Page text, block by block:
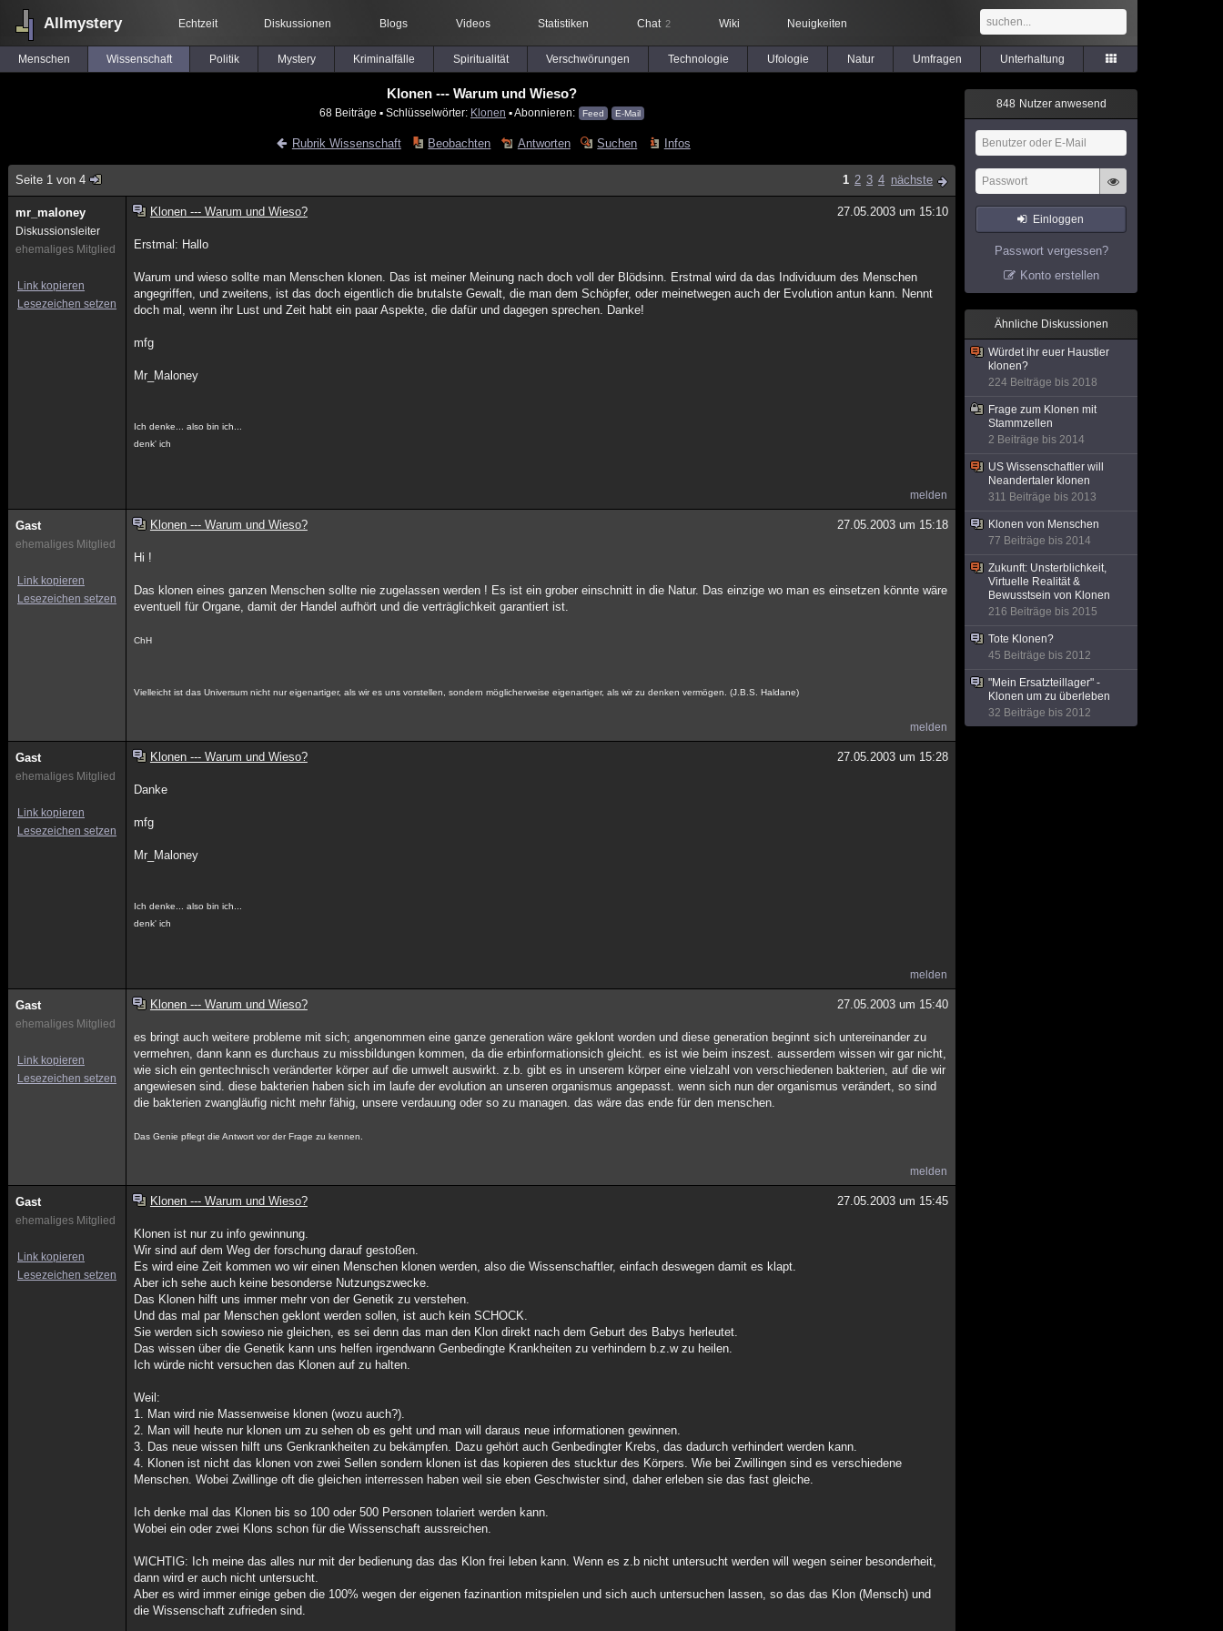
Allmystery Echtzeit Diskussionen Blogs Videos Statistiken Chat 2 Wiki Neuigkeiten
Menschen Wissenschaft Politik Mystery Kriminalfälle Spiritualität Verschwörungen Technologie Ufologie Natur Umfragen Unterhaltung
Klonen --- Warum und Wieso?
68 Beiträge ▪ Schlüsselwörter: Klonen ▪ Abonnieren: Feed E-Mail
Rubrik Wissenschaft Beobachten Antworten Suchen Infos
Seite 1 von 4 1 2 3 4 nächste
mr_maloney
Diskussionsleiter
ehemaliges Mitglied
Link kopieren
Lesezeichen setzen
Klonen --- Warum und Wieso? 27.05.2003 um 15:10
Erstmal: Hallo
Warum und wieso sollte man Menschen klonen. Das ist meiner Meinung nach doch voll der Blödsinn. Erstmal wird da das Individuum des Menschen
angegriffen, und zweitens, ist das doch eigentlich die brutalste Gewalt, die man dem Schöpfer, oder meinetwegen auch der Evolution antun kann. Nennt
doch mal, wenn ihr Lust und Zeit habt ein paar Aspekte, die dafür und dagegen sprechen. Danke!
mfg
Mr_Maloney
Ich denke... also bin ich...
denk' ich
melden
Gast
ehemaliges Mitglied
Link kopieren
Lesezeichen setzen
Klonen --- Warum und Wieso? 27.05.2003 um 15:18
Hi !
Das klonen eines ganzen Menschen sollte nie zugelassen werden ! Es ist ein grober einschnitt in die Natur. Das einzige wo man es einsetzen könnte wäre
eventuell für Organe, damit der Handel aufhört und die verträglichkeit garantiert ist.
ChH
Vielleicht ist das Universum nicht nur eigenartiger, als wir es uns vorstellen, sondern möglicherweise eigenartiger, als wir zu denken vermögen. (J.B.S. Haldane)
melden
Gast
ehemaliges Mitglied
Link kopieren
Lesezeichen setzen
Klonen --- Warum und Wieso? 27.05.2003 um 15:28
Danke
mfg
Mr_Maloney
Ich denke... also bin ich...
denk' ich
melden
Gast
ehemaliges Mitglied
Link kopieren
Lesezeichen setzen
Klonen --- Warum und Wieso? 27.05.2003 um 15:40
es bringt auch weitere probleme mit sich; angenommen eine ganze generation wäre geklont worden und diese generation beginnt sich untereinander zu
vermehren, dann kann es durchaus zu missbildungen kommen, da die erbinformationsich gleicht. es ist wie beim inszest. ausserdem wissen wir gar nicht,
wie sich ein gentechnisch veränderter körper auf die umwelt auswirkt. z.b. gibt es in unserem körper eine vielzahl von verschiedenen bakterien, auf die wir
angewiesen sind. diese bakterien haben sich im laufe der evolution an unseren organismus angepasst. wenn sich nun der organismus verändert, so sind
die bakterien zwangläufig nicht mehr fähig, unsere verdauung oder so zu managen. das wäre das ende für den menschen.
Das Genie pflegt die Antwort vor der Frage zu kennen.
melden
Gast
ehemaliges Mitglied
Link kopieren
Lesezeichen setzen
Klonen --- Warum und Wieso? 27.05.2003 um 15:45
Klonen ist nur zu info gewinnung.
Wir sind auf dem Weg der forschung darauf gestoßen.
Es wird eine Zeit kommen wo wir einen Menschen klonen werden, also die Wissenschaftler, einfach deswegen damit es klapt.
Aber ich sehe auch keine besonderse Nutzungszwecke.
Das Klonen hilft uns immer mehr von der Genetik zu verstehen.
Und das mal par Menschen geklont werden sollen, ist auch kein SCHOCK.
Sie werden sich sowieso nie gleichen, es sei denn das man den Klon direkt nach dem Geburt des Babys herleutet.
Das wissen über die Genetik kann uns helfen irgendwann Genbedingte Krankheiten zu verhindern b.z.w zu heilen.
Ich würde nicht versuchen das Klonen auf zu halten.
Weil:
1. Man wird nie Massenweise klonen (wozu auch?).
2. Man will heute nur klonen um zu sehen ob es geht und man will daraus neue informationen gewinnen.
3. Das neue wissen hilft uns Genkrankheiten zu bekämpfen. Dazu gehört auch Genbedingter Krebs, das dadurch verhindert werden kann.
4. Klonen ist nicht das klonen von zwei Sellen sondern klonen ist das kopieren des stucktur des Körpers. Wie bei Zwillingen sind es verschiedene
Menschen. Wobei Zwillinge oft die gleichen interressen haben weil sie eben Geschwister sind, daher erleben sie das fast gleiche.
Ich denke mal das Klonen bis so 100 oder 500 Personen tolariert werden kann.
Wobei ein oder zwei Klons schon für die Wissenschaft aussreichen.
WICHTIG: Ich meine das alles nur mit der bedienung das das Klon frei leben kann. Wenn es z.b nicht untersucht werden will wegen seiner besonderheit,
dann wird er auch nicht untersucht.
Aber es wird immer einige geben die 100% wegen der eigenen fazinantion mitspielen und sich auch untersuchen lassen, so das das Klon (Mensch) und
die Wissenschaft zufrieden sind.
848 Nutzer anwesend
Einloggen
Passwort vergessen?
Konto erstellen
Ähnliche Diskussionen
Würdet ihr euer Haustier
klonen?
224 Beiträge bis 2018
Frage zum Klonen mit
Stammzellen
2 Beiträge bis 2014
US Wissenschaftler will
Neandertaler klonen
311 Beiträge bis 2013
Klonen von Menschen
77 Beiträge bis 2014
Zukunft: Unsterblichkeit,
Virtuelle Realität &
Bewusstsein von Klonen
216 Beiträge bis 2015
Tote Klonen?
45 Beiträge bis 2012
"Mein Ersatzteillager" -
Klonen um zu überleben
32 Beiträge bis 2012